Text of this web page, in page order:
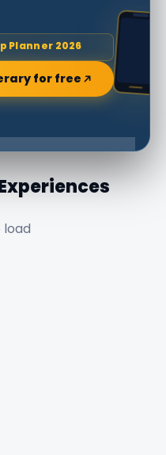
Planner 2026
for free
load